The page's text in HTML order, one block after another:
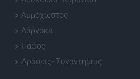
Αμμόχωστος
Λάρνακα
Πάφος
Δράσεις- Συναντήσεις